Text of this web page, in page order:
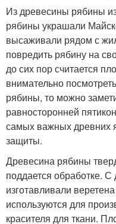
Из древесины рябины
рябины украшали
высаживали рядом с
повредить рябину на
до сих пор считается
внимательно
рябины, то можно
равносторонней
самых важных древних
защиты.
Древесина рябины
поддается обработке.
изготавливали
используются для
красителя для ткани.